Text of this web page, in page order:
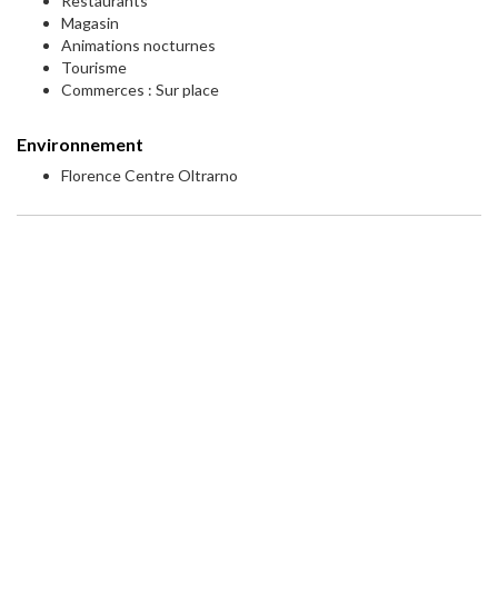
Magasin
Animations nocturnes
Tourisme
Commerces : Sur place
Environnement
Florence Centre Oltrarno